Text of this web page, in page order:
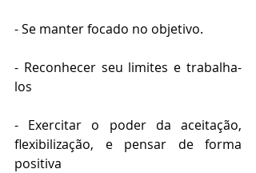
- Se manter focado no objetivo.
- Reconhecer seu limites e trabalha-
los
- Exercitar o poder da aceitação,
flexibilização, e pensar de forma
positiva